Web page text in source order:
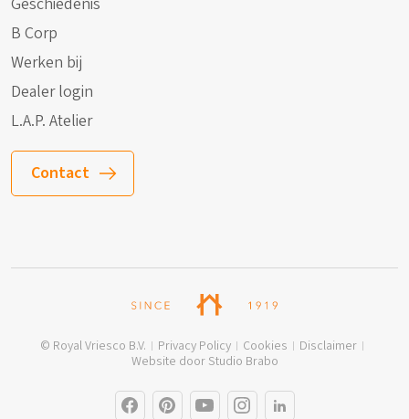
B Corp
Werken bij
Dealer login
L.A.P. Atelier
Contact
© Royal Vriesco B.V. Privacy Policy Cookies
Disclaimer
Website door Studio Brabo